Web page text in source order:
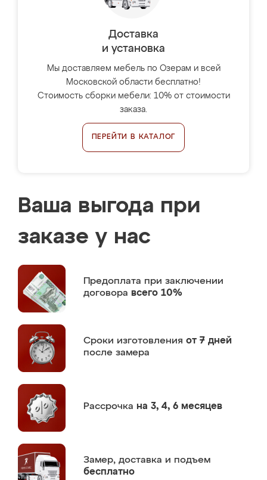
Доставка
и установка
Мы доставляем мебель по Озерам и всей
Московской области бесплатно!
Стоимость сборки мебели: 10% от стоимости
заказа.
ПЕРЕЙТИ В КАТАЛОГ
Ваша выгода при
заказе у нас
Предоплата при заключении
договора всего 10%
Сроки изготовления от 7 дней
после замера
Рассрочка на 3, 4, 6 месяцев
Замер, доставка и подъем
бесплатно